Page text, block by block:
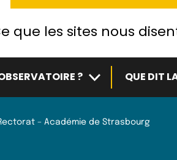
que les sites nous
? Sous-menuQUE DIT
– Académie de Strasbourg